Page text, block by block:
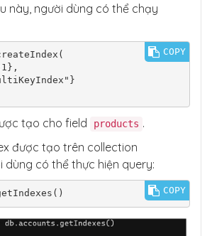
này, người dùng có thể chạy
COPY
tạo cho field products .
được tạo trên collection
dùng có thể thực hiện query:
COPY